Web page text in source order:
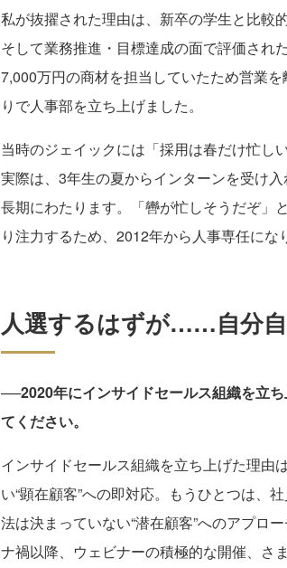
私が抜擢された理由は、新卒の学生と比較
そして業務推進・目標達成の面で評価され
7,000万円の商材を担当していたため営業
りで人事部を立ち上げました。
当時のジェイックには「採用は春だけ忙し
実際は、3年生の夏からインターンを受け
長期にわたります。「轡が忙しそうだぞ」
り注力するため、2012年から人事専任にな
人選するはずが……自分
──2020年にインサイドセールス組織を立
てください。
インサイドセールス組織を立ち上げた理由
い“顕在顧客”への即対応。もうひとつは、
法は決まっていない“潜在顧客”へのアプロ
ナ禍以降、ウェビナーの積極的な開催、さ